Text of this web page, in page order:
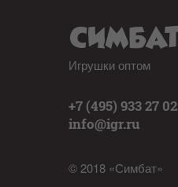
Игрушки оптом
+7 (495) 933 27 02
info@igr.ru
© 2018 «Симбат»